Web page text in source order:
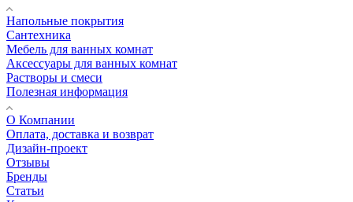
Напольные покрытия
Сантехника
Мебель для ванных комнат
Аксессуары для ванных комнат
Растворы и смеси
Полезная информация
О Компании
Оплата, доставка и возврат
Дизайн-проект
Отзывы
Бренды
Статьи